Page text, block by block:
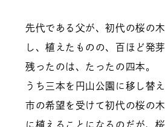
先代である父が、初代の桜の
し、植えたものの、百ほど発
残ったのは、たったの四本。
うち三本を円山公園に移し替
市の希望を受けて初代の桜の
に植えることになるのだが、